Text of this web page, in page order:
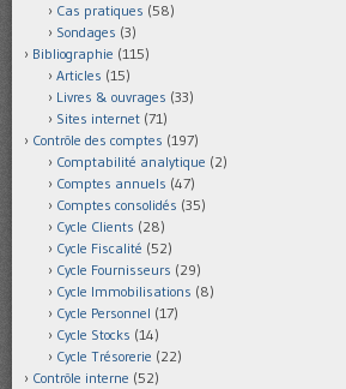
Cas pratiques (58)
Sondages (3)
Bibliographie (115)
Articles (15)
Livres & ouvrages (33)
Sites internet (71)
Contrôle des comptes (197)
Comptabilité analytique (2)
Comptes annuels (47)
Comptes consolidés (35)
Cycle Clients (28)
Cycle Fiscalité (52)
Cycle Fournisseurs (29)
Cycle Immobilisations (8)
Cycle Personnel (17)
Cycle Stocks (14)
Cycle Trésorerie (22)
Contrôle interne (52)